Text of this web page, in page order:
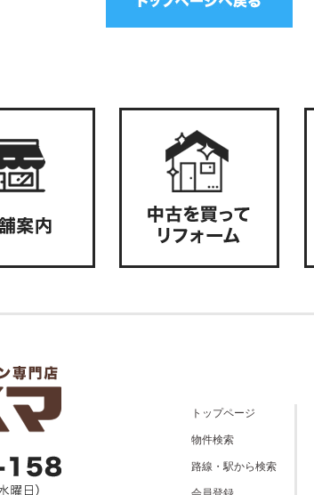
トップページ
物件検索
路線・駅から検索